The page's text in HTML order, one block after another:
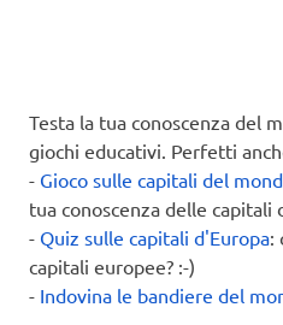
Testa la tua conoscenza del
giochi educativi. Perfetti
- Gioco sulle capitali del
tua conoscenza delle capitali
- Quiz sulle capitali d'Europa:
capitali europee? :-)
- Indovina le bandiere del